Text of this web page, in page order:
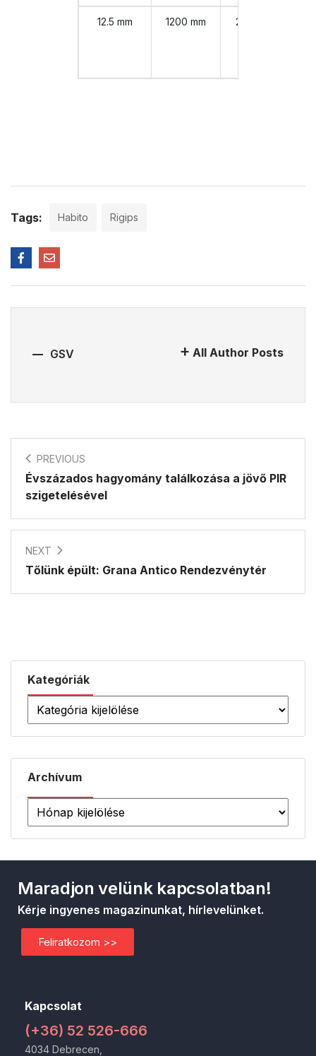
Kategóriák
Archívum
12.5 mm 1200 mm 2000 mm
Tags: Habito Rigips
GSV All Author Posts
PREVIOUS
Évszázados hagyomány találkozása a jövő PIR
szigetelésével
NEXT
Tőlünk épült: Grana Antico Rendezvénytér
Kapcsolat
(+36) 52 526-666
4034 Debrecen,
Maradjon velünk kapcsolatban!
Kérje ingyenes magazinunkat, hírlevelünket.
Feliratkozom >>